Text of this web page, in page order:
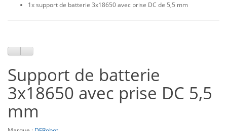
1x support de batterie 3x18650 avec prise DC de 5,5 mm
Support de batterie
3x18650 avec prise DC 5,5
mm